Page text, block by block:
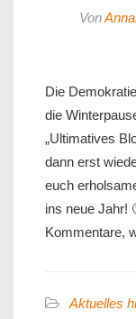
Von
Die
die
„Ultimatives
dann erst
euch
ins neue Jahr!
Kommentare,
Aktuelles